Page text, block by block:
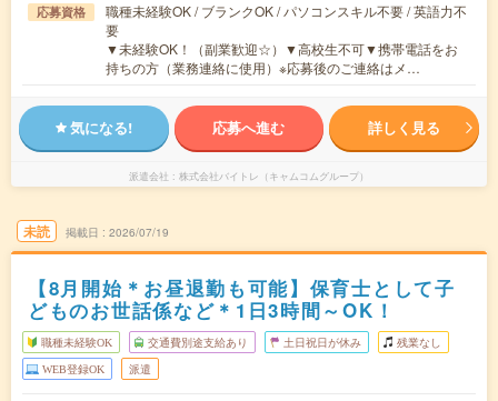
応募資格
職種未経験OK / ブランクOK / パソコンスキル不要 / 英語力不
要
▼未経験OK！（副業歓迎☆）▼高校生不可▼携帯電話をお
持ちの方（業務連絡に使用）※応募後のご連絡はメ…
気になる! 応募へ進む 詳しく見る
派遣会社 株式会社バイトレ（キャムコムグループ）
未読 掲載日 2026/07/19
【8月開始＊お昼退勤も可能】保育士として子
どものお世話係など＊1日3時間～OK！
職種未経験OK 交通費別途支給あり 土日祝日が休み 残業なし
WEB登録OK 派遣